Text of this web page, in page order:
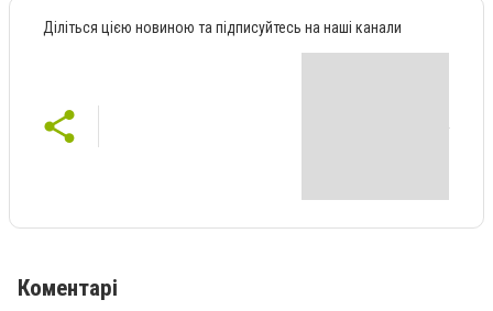
Діліться цією новиною та підписуйтесь на наші канали
Коментарі